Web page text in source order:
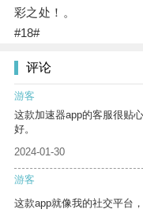
彩之处！。
#18#
评论
游客
这款加速器app的客服很贴
好。
2024-01-30
游客
这款app就像我的社交平台